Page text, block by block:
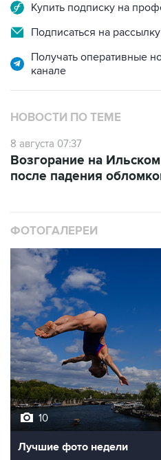
Купить подписку на
Подписаться на
Получать оперативные
канале
НОВОСТИ ПО ТЕМЕ
8 августа 07:37
Возгорание на
после падения
ФОТОГАЛЕРЕИ
10
Лучшие фото недели